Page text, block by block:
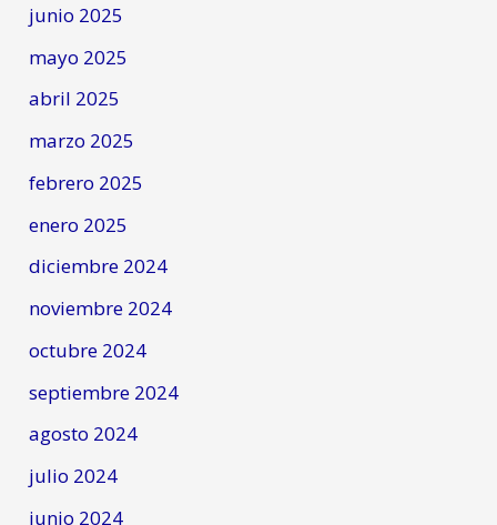
junio 2025
mayo 2025
abril 2025
marzo 2025
febrero 2025
enero 2025
diciembre 2024
noviembre 2024
octubre 2024
septiembre 2024
agosto 2024
julio 2024
junio 2024